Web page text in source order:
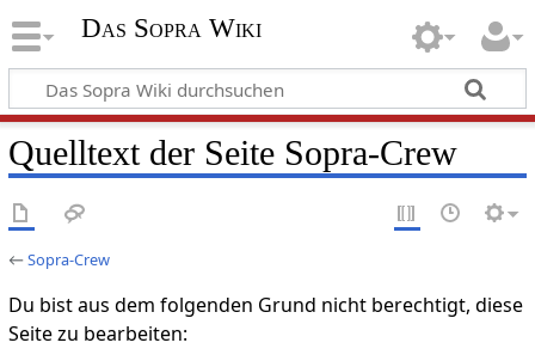
Das Sopra Wiki
Quelltext der Seite Sopra-Crew
←Sopra-Crew
Du bist aus dem folgenden Grund nicht berechtigt, diese
Seite zu bearbeiten: